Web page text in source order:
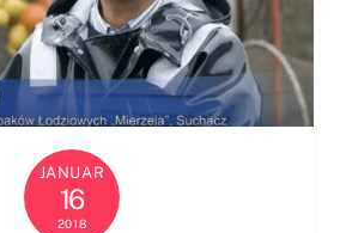
JANUAR
16
2018